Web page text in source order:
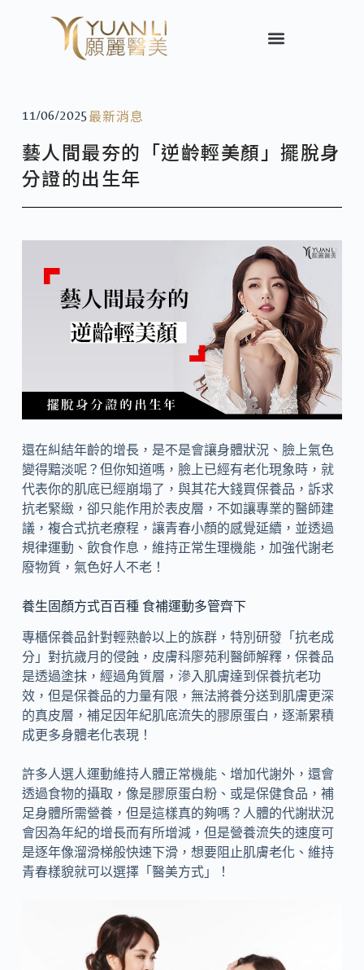
11/06/2025 最新消息
藝人間最夯的「逆齡輕美顏」擺脫身
分證的出生年
還在糾結年齡的增長，是不是會讓身體狀況、臉上氣色
變得黯淡呢？但你知道嗎，臉上已經有老化現象時，就
代表你的肌底已經崩塌了，與其花大錢買保養品，訴求
抗老緊緻，卻只能作用於表皮層，不如讓專業的醫師建
議，複合式抗老療程，讓青春小顏的感覺延續，並透過
規律運動、飲食作息，維持正常生理機能，加強代謝老
廢物質，氣色好人不老！
養生固顏方式百百種 食補運動多管齊下
專櫃保養品針對輕熟齡以上的族群，特別研發「抗老成
分」對抗歲月的侵蝕，皮膚科廖苑利醫師解釋，保養品
是透過塗抹，經過角質層，滲入肌膚達到保養抗老功
效，但是保養品的力量有限，無法將養分送到肌膚更深
的真皮層，補足因年紀肌底流失的膠原蛋白，逐漸累積
成更多身體老化表現！
許多人選人運動維持人體正常機能、增加代謝外，還會
透過食物的攝取，像是膠原蛋白粉、或是保健食品，補
足身體所需營養，但是這樣真的夠嗎？人體的代謝狀況
會因為年紀的增長而有所增減，但是營養流失的速度可
是逐年像溜滑梯般快速下滑，想要阻止肌膚老化、維持
青春樣貌就可以選擇「醫美方式」！